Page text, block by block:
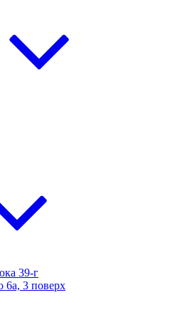
39-г
6а, 3 поверх